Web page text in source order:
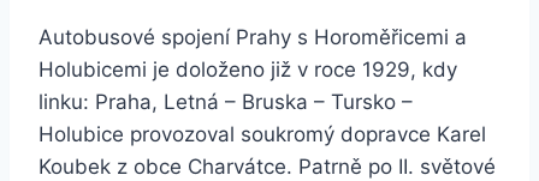
Autobusové spojení Prahy s Horoměřicemi a
Holubicemi je doloženo již v roce 1929, kdy
linku: Praha, Letná – Bruska – Tursko –
Holubice provozoval soukromý dopravce Karel
Koubek z obce Charvátce. Patrně po II. světové